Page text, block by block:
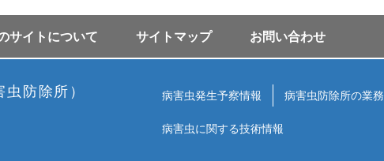
サイトについて サイトマップ お問い合わせ
防除所） 病害虫発生予察情報 病害虫防除所の業務
病害虫に関する技術情報